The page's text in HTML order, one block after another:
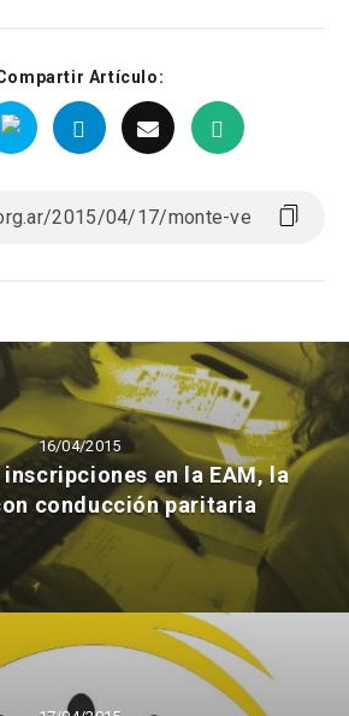
Artículo:
16/04/2015
inscripciones en la EAM, la
conducción paritaria